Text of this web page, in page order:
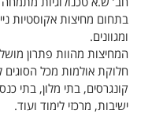
בתחום מחיצות אקוסטיות
ומגוונים.
המחיצות מהוות פתרון
חלוקת אולמות מכל הסוגים
קונגרסים, בתי מלון, בתי
ישיבות, מרכזי לימוד ועוד.